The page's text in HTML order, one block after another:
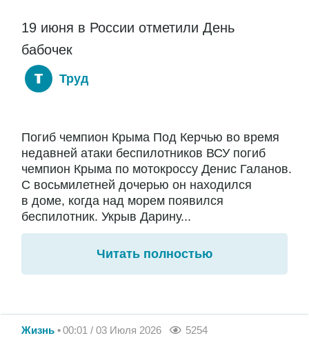
19 июня в России отметили День
бабочек
Труд
Погиб чемпион Крыма Под Керчью во время
недавней атаки беспилотников ВСУ погиб
чемпион Крыма по мотокроссу Денис Галанов.
С восьмилетней дочерью он находился
в доме, когда над морем появился
беспилотник. Укрыв Дарину...
Читать полностью
Жизнь 00:01 / 03 Июля 2026 5254